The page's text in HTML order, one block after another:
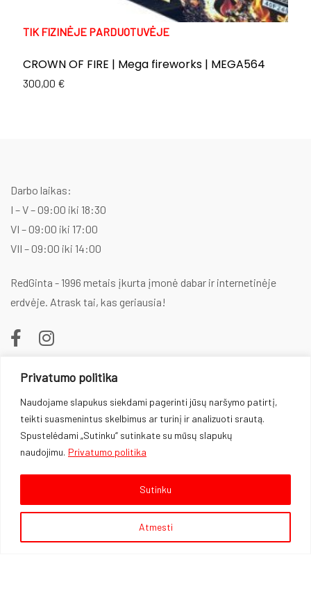
Privatumo politika
Naudojame slapukus siekdami pagerinti jūsų naršymo patirtį,
teikti suasmenintus skelbimus ar turinį ir analizuoti srautą.
Spustelėdami „Sutinku“ sutinkate su mūsų slapukų
naudojimu. Privatumo politika
Atmesti
Sutinku
TIK FIZINĖJE PARDUOTUVĖJE
CROWN OF FIRE | Mega fireworks | MEGA564
300,00 €
Darbo laikas:
I – V – 09:00 iki 18:30
VI – 09:00 iki 17:00
VII – 09:00 iki 14:00
RedGinta - 1996 metais įkurta įmonė dabar ir internetinėje
erdvėje. Atrask tai, kas geriausia!
Kontaktai
Rekvizitai
PIRKĖJAMS
Kaip pirkti
Taisyklės